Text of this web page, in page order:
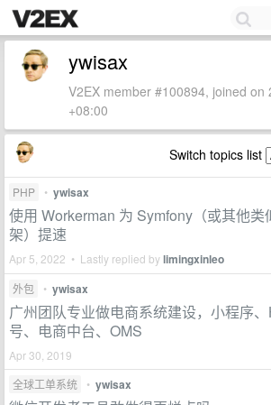
ywisax
V2EX member #100894, joined on
+08:00
Switch topics list
PHP • ywisax
使用 Workerman 为 Symfony（或其他类
架）提速
Apr 5, 2022 • Lastly replied bylimingxinleo
外包 • ywisax
广州团队专业做电商系统建设，小程序
号、电商中台、OMS
Apr 30, 2019
全球工单系统
• ywisax